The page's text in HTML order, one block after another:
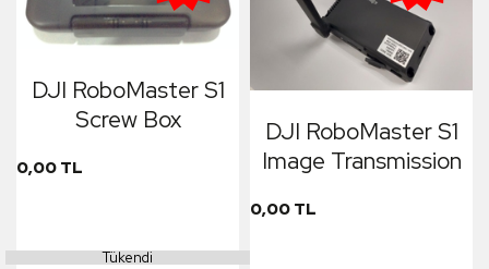
DJI RoboMaster S1
Screw Box
0,00 TL
Tükendi
DJI RoboMaster S1
Image Transmission
0,00 TL